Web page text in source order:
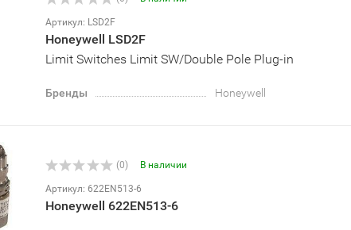
Артикул: LSD2F
Honeywell LSD2F
Limit Switches Limit SW/Double Pole Plug-in
Бренды Honeywell
(0) В наличии
Артикул: 622EN513-6
Honeywell 622EN513-6